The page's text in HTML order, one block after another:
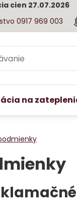
cien 27.07.2026
0917 969 003
na